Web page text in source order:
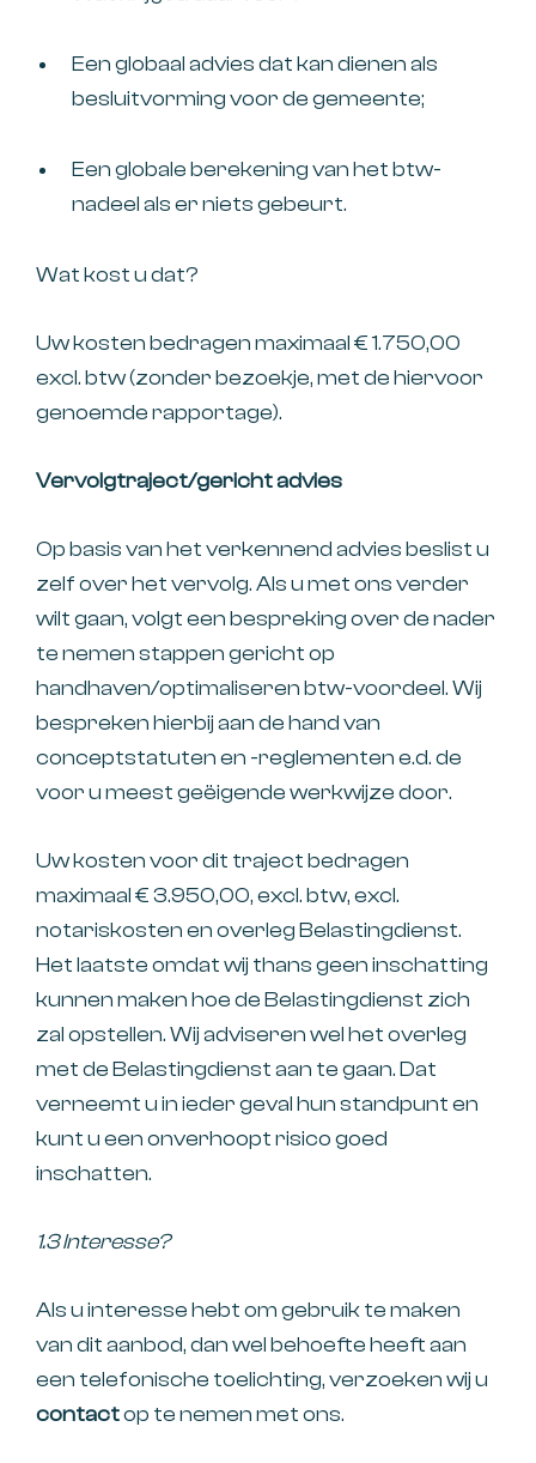
Een globaal advies dat kan dienen als
besluitvorming voor de gemeente;
Een globale berekening van het btw-
nadeel als er niets gebeurt.
Wat kost u dat?
Uw kosten bedragen maximaal € 1.750,00
excl. btw (zonder bezoekje, met de hiervoor
genoemde rapportage).
Vervolgtraject/gericht advies
Op basis van het verkennend advies beslist u
zelf over het vervolg. Als u met ons verder
wilt gaan, volgt een bespreking over de nader
te nemen stappen gericht op
handhaven/optimaliseren btw-voordeel. Wij
bespreken hierbij aan de hand van
conceptstatuten en -reglementen e.d. de
voor u meest geëigende werkwijze door.
Uw kosten voor dit traject bedragen
maximaal € 3.950,00, excl. btw, excl.
notariskosten en overleg Belastingdienst.
Het laatste omdat wij thans geen inschatting
kunnen maken hoe de Belastingdienst zich
zal opstellen. Wij adviseren wel het overleg
met de Belastingdienst aan te gaan. Dat
verneemt u in ieder geval hun standpunt en
kunt u een onverhoopt risico goed
inschatten.
1.3 Interesse?
Als u interesse hebt om gebruik te maken
van dit aanbod, dan wel behoefte heeft aan
een telefonische toelichting, verzoeken wij u
contactop te nemen met ons.